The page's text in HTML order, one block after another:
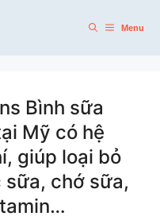
Menu
Bình sữa
Mỹ có hệ
giúp loại bỏ
chớ sữa,